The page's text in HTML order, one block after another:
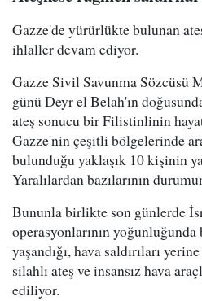
Gazze'de yürürlükte bulunan
ihlaller devam ediyor.
Gazze Sivil Savunma Sözcüsü
günü Deyr el Belah'ın
ateş sonucu bir Filistinlinin
Gazze'nin çeşitli bölgelerinde
bulunduğu yaklaşık 10 kişinin
Yaralılardan bazılarının
Bununla birlikte son günlerde
operasyonlarının
yaşandığı, hava saldırıları
silahlı ateş ve insansız hava
ediliyor.